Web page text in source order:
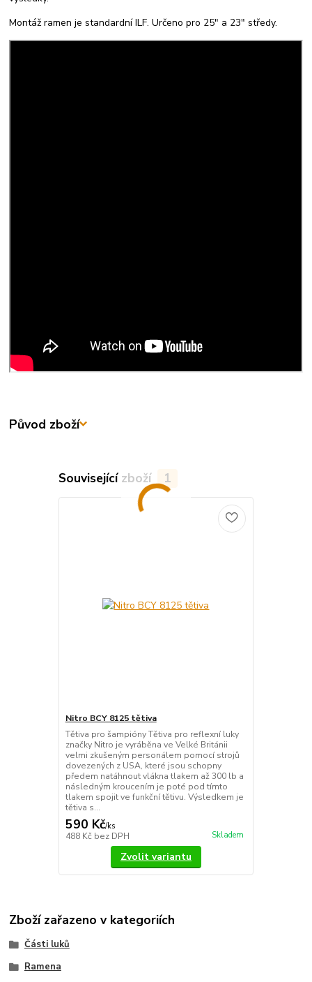
Montáž ramen je standardní ILF. Určeno pro 25" a 23" středy.
Původ zboží
Související zboží 1
Nitro BCY 8125 tětiva
Tětiva pro šampióny Tětiva pro reflexní luky
značky Nitro je vyráběna ve Velké Británii
velmi zkušeným personálem pomocí strojů
dovezených z USA, které jsou schopny
předem natáhnout vlákna tlakem až 300 lb a
následným kroucením je poté pod tímto
tlakem spojit ve funkční tětivu. Výsledkem je
tětiva s...
590 Kč/ks
488 Kč bez DPH Skladem
Zvolit variantu
Zboží zařazeno v kategoriích
Části luků
Ramena